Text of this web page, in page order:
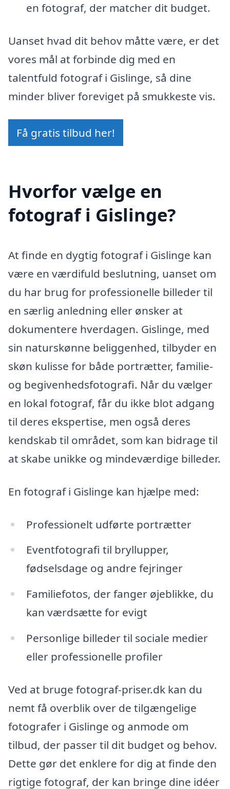
en fotograf, der matcher dit budget.
Uanset hvad dit behov måtte være, er det
vores mål at forbinde dig med en
talentfuld fotograf i Gislinge, så dine
minder bliver foreviget på smukkeste vis.
Få gratis tilbud her!
Hvorfor vælge en
fotograf i Gislinge?
At finde en dygtig fotograf i Gislinge kan
være en værdifuld beslutning, uanset om
du har brug for professionelle billeder til
en særlig anledning eller ønsker at
dokumentere hverdagen. Gislinge, med
sin naturskønne beliggenhed, tilbyder en
skøn kulisse for både portrætter, familie-
og begivenhedsfotografi. Når du vælger
en lokal fotograf, får du ikke blot adgang
til deres ekspertise, men også deres
kendskab til området, som kan bidrage til
at skabe unikke og mindeværdige billeder.
En fotograf i Gislinge kan hjælpe med:
Professionelt udførte portrætter
Eventfotografi til bryllupper,
fødselsdage og andre fejringer
Familiefotos, der fanger øjeblikke, du
kan værdsætte for evigt
Personlige billeder til sociale medier
eller professionelle profiler
Ved at bruge fotograf-priser.dk kan du
nemt få overblik over de tilgængelige
fotografer i Gislinge og anmode om
tilbud, der passer til dit budget og behov.
Dette gør det enklere for dig at finde den
rigtige fotograf, der kan bringe dine idéer